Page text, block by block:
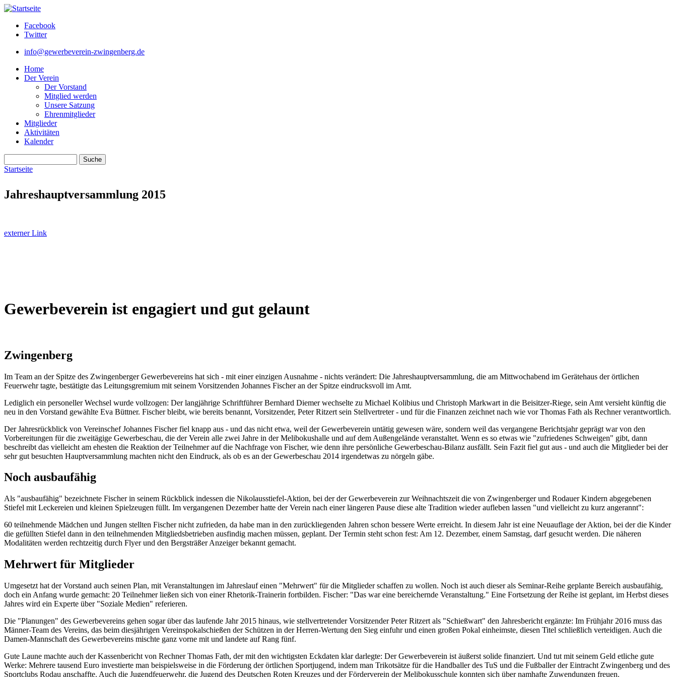
Direkt zum Inhalt
Facebook
Twitter
info@gewerbeverein-zwingenberg.de
Home
Der Verein
Der Vorstand
Mitglied werden
Unsere Satzung
Ehrenmitglieder
Mitglieder
Aktivitäten
Kalender
Suchformular
Startseite
Jahreshauptversammlung 2015
externer Link
Gewerbeverein ist engagiert und gut gelaunt
Zwingenberg
Im Team an der Spitze des Zwingenberger Gewerbevereins hat sich - mit einer einzigen Ausnahme - nichts verändert: Die Jahreshauptversammlung, die am Mittwochabend im Gerätehaus der örtlichen
Feuerwehr tagte, bestätigte das Leitungsgremium mit seinem Vorsitzenden Johannes Fischer an der Spitze eindrucksvoll im Amt.
Lediglich ein personeller Wechsel wurde vollzogen: Der langjährige Schriftführer Bernhard Diemer wechselte zu Michael Kolibius und Christoph Markwart in die Beisitzer-Riege, sein Amt versieht künftig die
neu in den Vorstand gewählte Eva Büttner. Fischer bleibt, wie bereits benannt, Vorsitzender, Peter Ritzert sein Stellvertreter - und für die Finanzen zeichnet nach wie vor Thomas Fath als Rechner verantwortlich.
Der Jahresrückblick von Vereinschef Johannes Fischer fiel knapp aus - und das nicht etwa, weil der Gewerbeverein untätig gewesen wäre, sondern weil das vergangene Berichtsjahr geprägt war von den
Vorbereitungen für die zweitägige Gewerbeschau, die der Verein alle zwei Jahre in der Melibokushalle und auf dem Außengelände veranstaltet. Wenn es so etwas wie "zufriedenes Schweigen" gibt, dann
beschreibt das vielleicht am ehesten die Reaktion der Teilnehmer auf die Nachfrage von Fischer, wie denn ihre persönliche Gewerbeschau-Bilanz ausfällt. Sein Fazit fiel gut aus - und auch die Mitglieder bei der
sehr gut besuchten Hauptversammlung machten nicht den Eindruck, als ob es an der Gewerbeschau 2014 irgendetwas zu nörgeln gäbe.
Noch ausbaufähig
Als "ausbaufähig" bezeichnete Fischer in seinem Rückblick indessen die Nikolausstiefel-Aktion, bei der der Gewerbeverein zur Weihnachtszeit die von Zwingenberger und Rodauer Kindern abgegebenen
Stiefel mit Leckereien und kleinen Spielzeugen füllt. Im vergangenen Dezember hatte der Verein nach einer längeren Pause diese alte Tradition wieder aufleben lassen "und vielleicht zu kurz angerannt":
60 teilnehmende Mädchen und Jungen stellten Fischer nicht zufrieden, da habe man in den zurückliegenden Jahren schon bessere Werte erreicht. In diesem Jahr ist eine Neuauflage der Aktion, bei der die Kinder
die gefüllten Stiefel dann in den teilnehmenden Mitgliedsbetrieben ausfindig machen müssen, geplant. Der Termin steht schon fest: Am 12. Dezember, einem Samstag, darf gesucht werden. Die näheren
Modalitäten werden rechtzeitig durch Flyer und den Bergsträßer Anzeiger bekannt gemacht.
Mehrwert für Mitglieder
Umgesetzt hat der Vorstand auch seinen Plan, mit Veranstaltungen im Jahreslauf einen "Mehrwert" für die Mitglieder schaffen zu wollen. Noch ist auch dieser als Seminar-Reihe geplante Bereich ausbaufähig,
doch ein Anfang wurde gemacht: 20 Teilnehmer ließen sich von einer Rhetorik-Trainerin fortbilden. Fischer: "Das war eine bereichernde Veranstaltung." Eine Fortsetzung der Reihe ist geplant, im Herbst dieses
Jahres wird ein Experte über "Soziale Medien" referieren.
Die "Planungen" des Gewerbevereins gehen sogar über das laufende Jahr 2015 hinaus, wie stellvertretender Vorsitzender Peter Ritzert als "Schießwart" den Jahresbericht ergänzte: Im Frühjahr 2016 muss das
Männer-Team des Vereins, das beim diesjährigen Vereinspokalschießen der Schützen in der Herren-Wertung den Sieg einfuhr und einen großen Pokal einheimste, diesen Titel schließlich verteidigen. Auch die
Damen-Mannschaft des Gewerbevereins mischte ganz vorne mit und landete auf Rang fünf.
Gute Laune machte auch der Kassenbericht von Rechner Thomas Fath, der mit den wichtigsten Eckdaten klar darlegte: Der Gewerbeverein ist äußerst solide finanziert. Und tut mit seinem Geld etliche gute
Werke: Mehrere tausend Euro investierte man beispielsweise in die Förderung der örtlichen Sportjugend, indem man Trikotsätze für die Handballer des TuS und die Fußballer der Eintracht Zwingenberg und des
Sportclubs Rodau anschaffte. Auch die Jugendfeuerwehr, die Jugend des Deutschen Roten Kreuzes und der Förderverein der Melibokusschule konnten sich über namhafte Zuwendungen freuen.